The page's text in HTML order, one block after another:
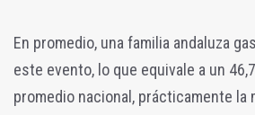
En promedio, una familia andaluza
este evento, lo que equivale a un
promedio nacional, prácticamente la